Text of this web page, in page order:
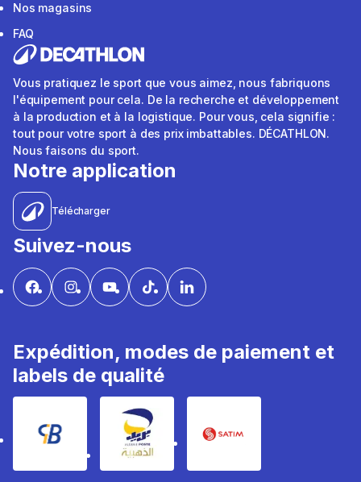
Nos magasins
FAQ
Vous pratiquez le sport que vous aimez, nous fabriquons
l'équipement pour cela. De la recherche et développement
à la production et à la logistique. Pour vous, cela signifie :
tout pour votre sport à des prix imbattables. DÉCATHLON.
Nous faisons du sport.
Notre application
Télécharger
Suivez-nous
Expédition, modes de paiement et
labels de qualité